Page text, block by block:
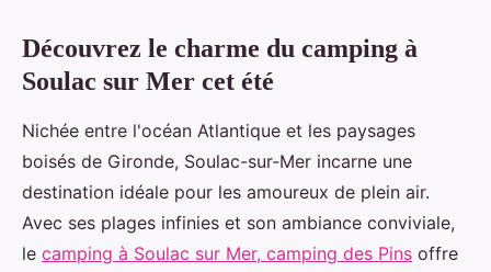
Découvrez le charme du camping à
Soulac sur Mer cet été
Nichée entre l'océan Atlantique et les paysages
boisés de Gironde, Soulac-sur-Mer incarne une
destination idéale pour les amoureux de plein air.
Avec ses plages infinies et son ambiance conviviale,
le camping à Soulac sur Mer, camping des Pins offre